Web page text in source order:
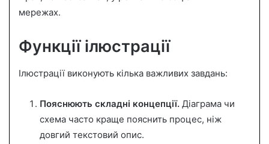
мережах.
Функції ілюстрації
Ілюстрації виконують кілька важливих завдань:
Пояснюють складні концепції. Діаграма чи
схема часто краще пояснить процес, ніж
довгий текстовий опис.